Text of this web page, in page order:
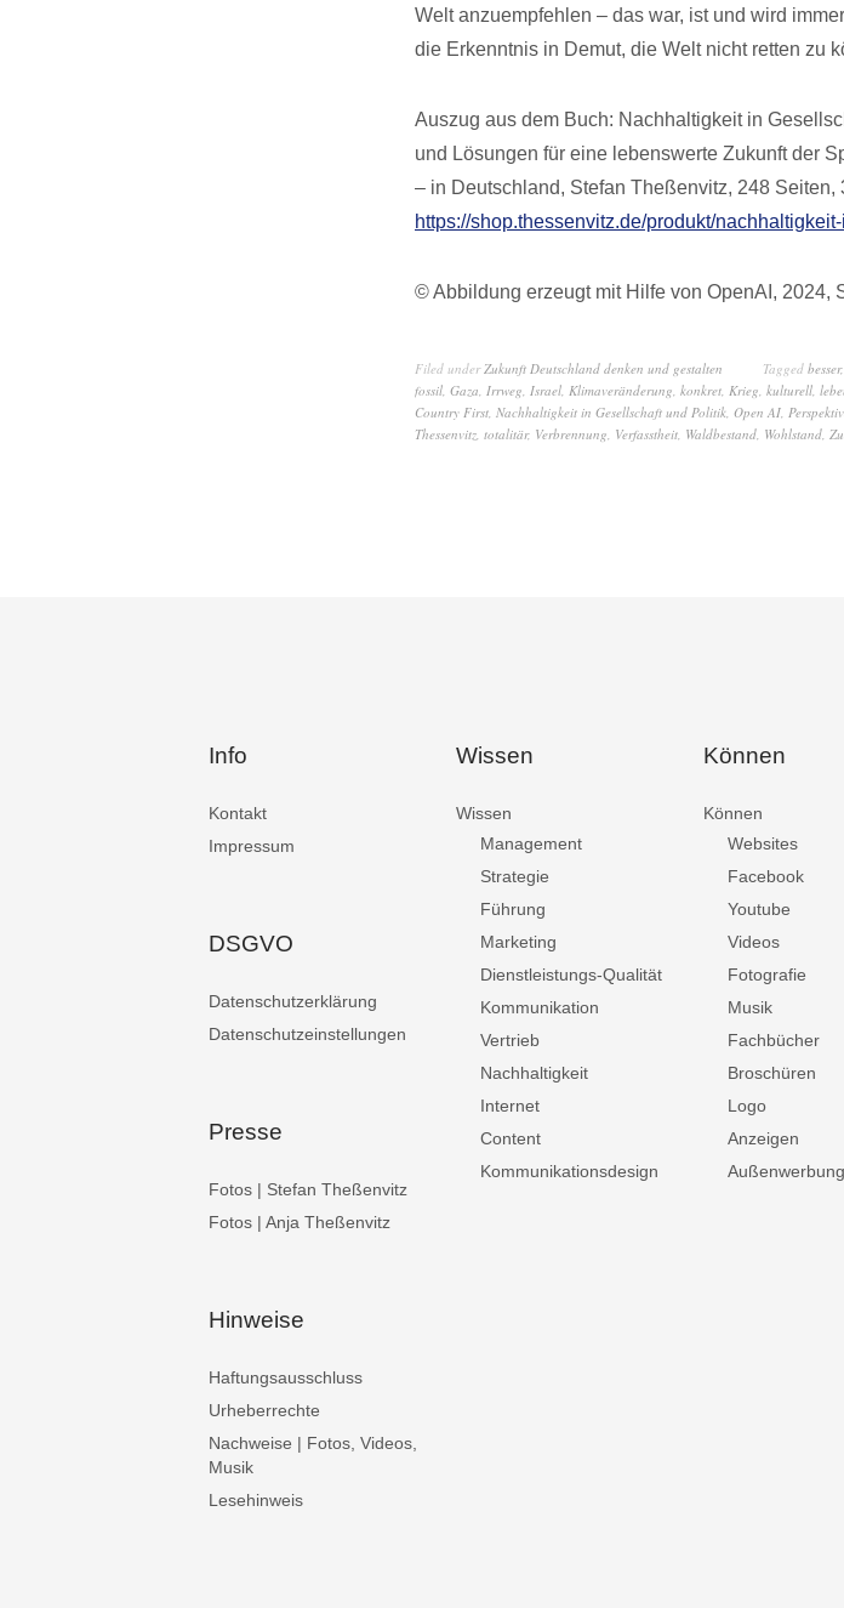
Welt anzuempfehlen – das war, ist und wird
die Erkenntnis in Demut, die Welt nicht retten zu
Auszug aus dem Buch: Nachhaltigkeit in
und Lösungen für eine lebenswerte Zukunft der
– in Deutschland, Stefan Theßenvitz, 248 Seiten,
https://shop.thessenvitz.de/produkt/
© Abbildung erzeugt mit Hilfe von OpenAI, 2024,
Filed underZukunft Deutschland denken und gestalten Tagged besser,
fossil, Gaza, Irrweg, Israel, Klimaveränderung, konkret, Krieg, kulturell,
Country First, Nachhaltigkeit in Gesellschaft und Politik, Open AI,
Thessenvitz, totalitär, Verbrennung, Verfasstheit, Waldbestand, Wohlstand,
Info
Kontakt
Impressum
DSGVO
Datenschutzerklärung
Datenschutzeinstellungen
Presse
Fotos | Stefan Theßenvitz
Fotos | Anja Theßenvitz
Hinweise
Haftungsausschluss
Urheberrechte
Nachweise | Fotos, Videos,
Musik
Lesehinweis
Wissen
Wissen
Management
Strategie
Führung
Marketing
Dienstleistungs-Qualität
Kommunikation
Vertrieb
Nachhaltigkeit
Internet
Content
Kommunikationsdesign
Können
Können
Websites
Facebook
Youtube
Videos
Fotografie
Musik
Fachbücher
Broschüren
Logo
Anzeigen
Außenwerbung